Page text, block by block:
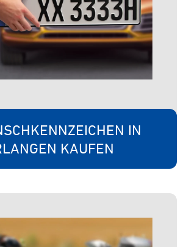
IN
KAUFEN